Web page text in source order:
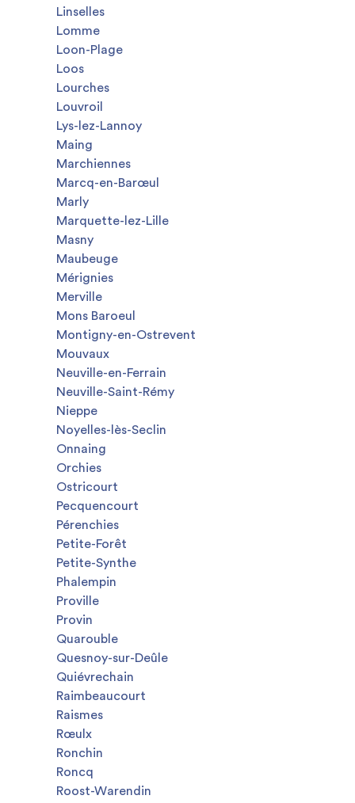
Linselles
Lomme
Loon-Plage
Loos
Lourches
Louvroil
Lys-lez-Lannoy
Maing
Marchiennes
Marcq-en-Barœul
Marly
Marquette-lez-Lille
Masny
Maubeuge
Mérignies
Merville
Mons Baroeul
Montigny-en-Ostrevent
Mouvaux
Neuville-en-Ferrain
Neuville-Saint-Rémy
Nieppe
Noyelles-lès-Seclin
Onnaing
Orchies
Ostricourt
Pecquencourt
Pérenchies
Petite-Forêt
Petite-Synthe
Phalempin
Proville
Provin
Quarouble
Quesnoy-sur-Deûle
Quiévrechain
Raimbeaucourt
Raismes
Rœulx
Ronchin
Roncq
Roost-Warendin